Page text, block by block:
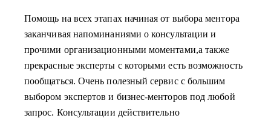
Помощь на всех этапах начиная от выбора ментора
заканчивая напоминаниями о консультации и
прочими организационными моментами,а также
прекрасные эксперты с которыми есть возможность
пообщаться. Очень полезный сервис с большим
выбором экспертов и бизнес-менторов под любой
запрос. Консультации действительно